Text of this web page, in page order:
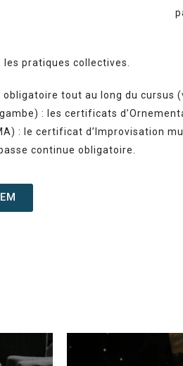
pratiques collectives.
tout au long du cursus (
: les certificats
: le certificat d’Improvisation
continue obligatoire.